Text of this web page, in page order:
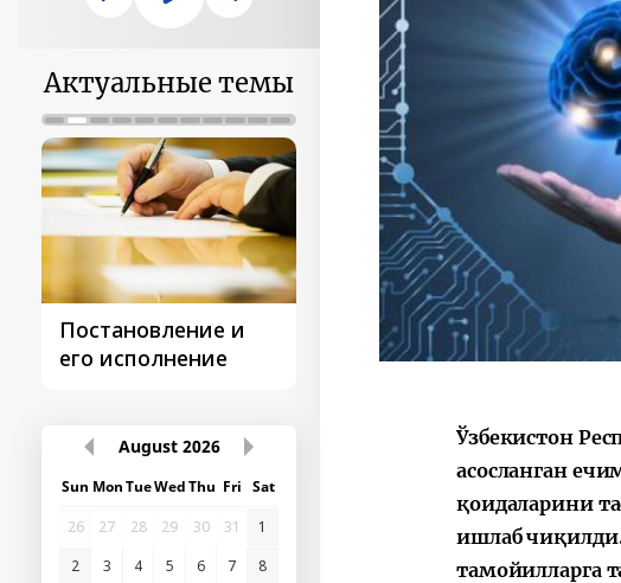
Актуальные темы
Постановление и
его исполнение
Поездки
Президента
August 2026
Sun MonTueWedThu Fri Sat
26
27 28 29 30 31
1
2
3 4 5 6 7
8
Ўзбекистон
асосланган
қоидаларини
ишлаб
тамойилларга